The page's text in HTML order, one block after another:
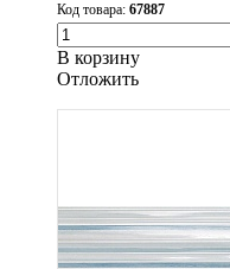
Код товара: 67887
В корзину
Oтложить